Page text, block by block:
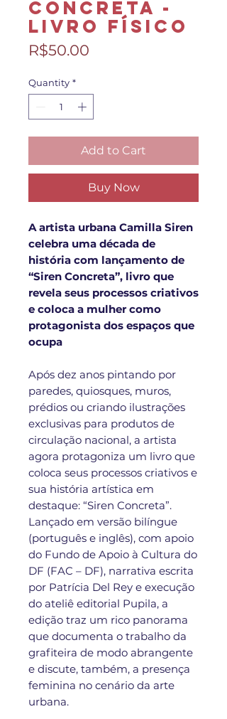
CONCRETA -
Livro Físico
R$50.00
Quantity *
Add to Cart
Buy Now
A artista urbana Camilla Siren
celebra uma década de
história com lançamento de
“Siren Concreta”, livro que
revela seus processos criativos
e coloca a mulher como
protagonista dos espaços que
ocupa
Após dez anos pintando por
paredes, quiosques, muros,
prédios ou criando ilustrações
exclusivas para produtos de
circulação nacional, a artista
agora protagoniza um livro que
coloca seus processos criativos e
sua história artística em
destaque: “Siren Concreta”.
Lançado em versão bilíngue
(português e inglês), com apoio
do Fundo de Apoio à Cultura do
DF (FAC – DF), narrativa escrita
por Patrícia Del Rey e execução
do ateliê editorial Pupila, a
edição traz um rico panorama
que documenta o trabalho da
grafiteira de modo abrangente
e discute, também, a presença
feminina no cenário da arte
urbana.